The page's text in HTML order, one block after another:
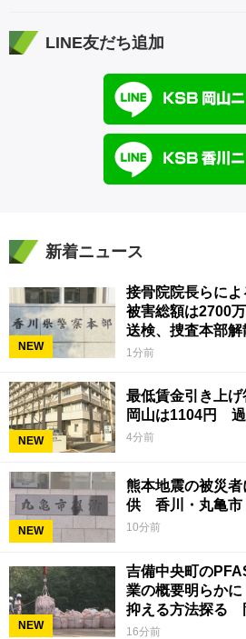
LINE友だち追加
新着ニュース
NEW
接骨院院長らに
被害総額は2700
送検、捜査本部
1分前
NEW
最低賃金引き上
岡山は1104円
4分前
NEW
熊本地震の被災
供 香川・丸亀市
10分前
NEW
吉備中央町の
業の概要明らか
抑える方法探る
16分前